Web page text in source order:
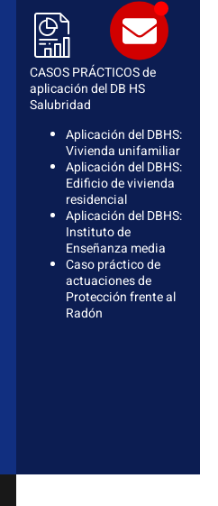
CASOS PRÁCTICOS de
aplicación del DB HS
Salubridad
Aplicación del DBHS:
Vivienda unifamiliar
Aplicación del DBHS:
Edificio de vivienda
residencial
Aplicación del DBHS:
Instituto de
Enseñanza media
Caso práctico de
actuaciones de
Protección frente al
Radón